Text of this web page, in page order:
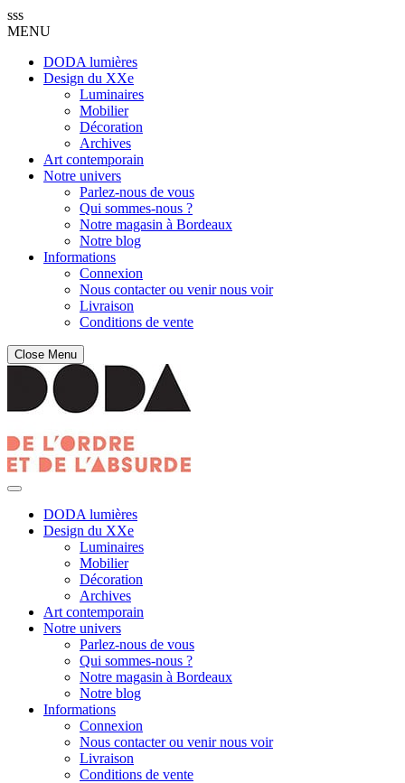
sss
MENU
DODA lumières
Design du XXe
Luminaires
Mobilier
Décoration
Archives
Art contemporain
Notre univers
Parlez-nous de vous
Qui sommes-nous ?
Notre magasin à Bordeaux
Notre blog
Informations
Connexion
Nous contacter ou venir nous voir
Livraison
Conditions de vente
Close Menu
DODA lumières
Design du XXe
Luminaires
Mobilier
Décoration
Archives
Art contemporain
Notre univers
Parlez-nous de vous
Qui sommes-nous ?
Notre magasin à Bordeaux
Notre blog
Informations
Connexion
Nous contacter ou venir nous voir
Livraison
Conditions de vente